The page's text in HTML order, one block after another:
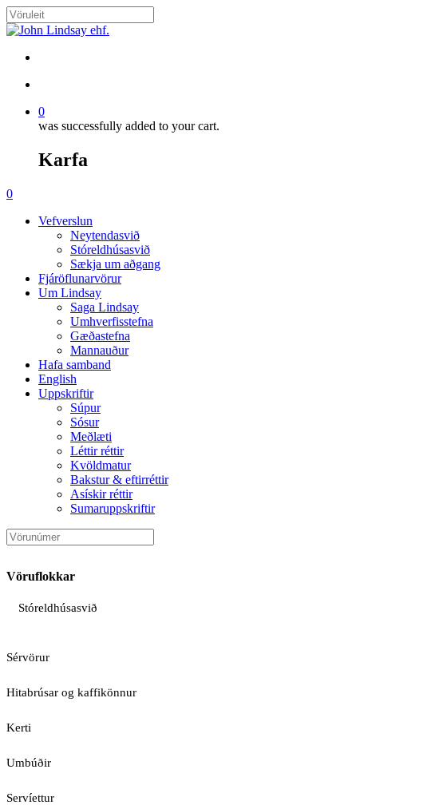
Skip
to
content
Close
0
was successfully added to your cart.
Karfa
Menu
search
account
0
Vefverslun
Neytendasvið
Stóreldhúsasvið
Sækja um aðgang
Fjáröflunarvörur
Um Lindsay
Saga Lindsay
Umhverfisstefna
Gæðastefna
Mannauður
Hafa samband
English
Uppskriftir
Súpur
Sósur
Meðlæti
Léttir réttir
Kvöldmatur
Bakstur & eftirréttir
Asískir réttir
Sumaruppskriftir
Vöruflokkar
Stóreldhúsasvið
Sérvörur
Hitabrúsar og kaffikönnur
Kerti
Umbúðir
Servíettur